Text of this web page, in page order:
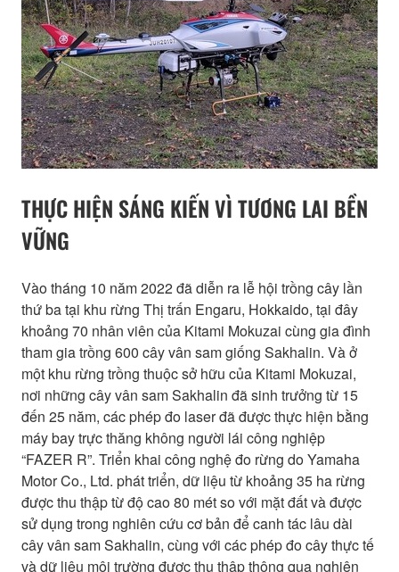
THỰC HIỆN SÁNG KIẾN VÌ TƯƠNG LAI BỀN
VỮNG
Vào tháng 10 năm 2022 đã diễn ra lễ hội trồng cây lần
thứ ba tại khu rừng Thị trấn Engaru, Hokkaido, tại đây
khoảng 70 nhân viên của Kitami Mokuzai cùng gia đình
tham gia trồng 600 cây vân sam giống Sakhalin. Và ở
một khu rừng trồng thuộc sở hữu của Kitami Mokuzai,
nơi những cây vân sam Sakhalin đã sinh trưởng từ 15
đến 25 năm, các phép đo laser đã được thực hiện bằng
máy bay trực thăng không người lái công nghiệp
“FAZER R”. Triển khai công nghệ đo rừng do Yamaha
Motor Co., Ltd. phát triển, dữ liệu từ khoảng 35 ha rừng
được thu thập từ độ cao 80 mét so với mặt đất và được
sử dụng trong nghiên cứu cơ bản để canh tác lâu dài
cây vân sam Sakhalin, cùng với các phép đo cây thực tế
và dữ liệu môi trường được thu thập thông qua nghiên